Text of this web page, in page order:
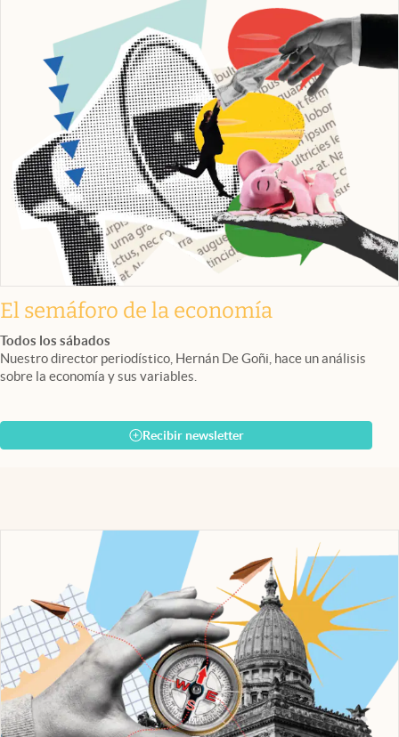
El semáforo de la economía
Todos los sábados
Nuestro director periodístico, Hernán De Goñi, hace un análisis
sobre la economía y sus variables.
Recibir newsletter